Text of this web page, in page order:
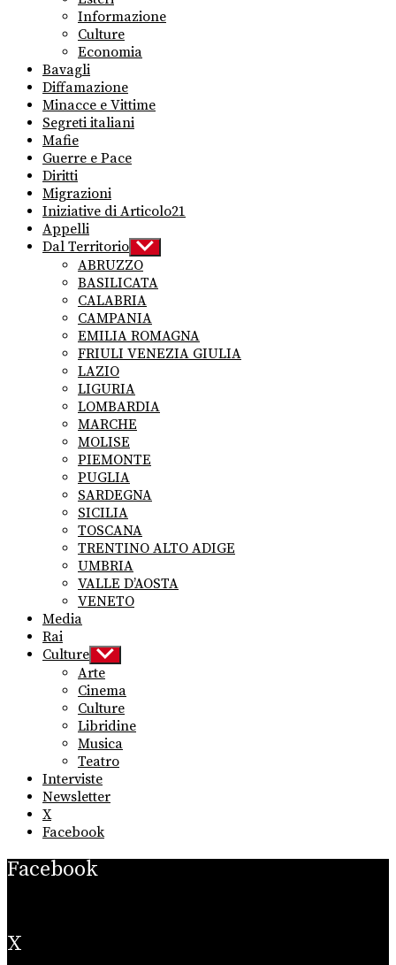
Informazione
Culture
Economia
Bavagli
Diffamazione
Minacce e Vittime
Segreti italiani
Mafie
Guerre e Pace
Diritti
Migrazioni
Iniziative di Articolo21
Appelli
Dal Territorio Show
sub
menu
ABRUZZO
BASILICATA
CALABRIA
CAMPANIA
EMILIA ROMAGNA
FRIULI VENEZIA GIULIA
LAZIO
LIGURIA
LOMBARDIA
MARCHE
MOLISE
PIEMONTE
PUGLIA
SARDEGNA
SICILIA
TOSCANA
TRENTINO ALTO ADIGE
UMBRIA
VALLE D’AOSTA
VENETO
Media
Rai
Culture Show
sub
menu
Arte
Cinema
Culture
Libridine
Musica
Teatro
Interviste
Newsletter
X
Facebook
Facebook
X